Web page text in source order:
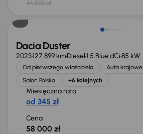
44 500 zł
Możliwość odliczenia VAT
Dacia Duster
2023127 899 kmDiesel1.5 Blue dCi85 kW
Od pierwszego właściciela Auta krajowe
Salon Polska
+6 kolejnych
Miesięczna rata
od 345 zł
Cena
58 000 zł